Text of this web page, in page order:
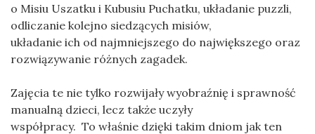
o Misiu Uszatku i Kubusiu Puchatku, układanie puzzli,
odliczanie kolejno siedzących misiów,
układanie ich od najmniejszego do największego oraz
rozwiązywanie różnych zagadek.
Zajęcia te nie tylko rozwijały wyobraźnię i sprawność
manualną dzieci, lecz także uczyły
współpracy. To właśnie dzięki takim dniom jak ten